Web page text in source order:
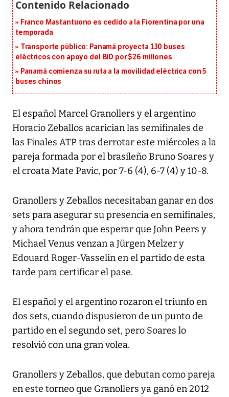
Franco Mastantuono es cedido a la Fiorentina por una
temporada
Transporte público: Panamá proyecta 130 buses
eléctricos con apoyo del BID por $26 millones
Panamá comienza su ruta a la movilidad eléctrica con 5
buses chinos
El español Marcel Granollers y el argentino
Horacio Zeballos acarician las semifinales de
las Finales ATP tras derrotar este miércoles a la
pareja formada por el brasileño Bruno Soares y
el croata Mate Pavic, por 7-6 (4), 6-7 (4) y 10-8.
Granollers y Zeballos necesitaban ganar en dos
sets para asegurar su presencia en semifinales,
y ahora tendrán que esperar que John Peers y
Michael Venus venzan a Jürgen Melzer y
Edouard Roger-Vasselin en el partido de esta
tarde para certificar el pase.
El español y el argentino rozaron el triunfo en
dos sets, cuando dispusieron de un punto de
partido en el segundo set, pero Soares lo
resolvió con una gran volea.
Granollers y Zeballos, que debutan como pareja
en este torneo que Granollers ya ganó en 2012